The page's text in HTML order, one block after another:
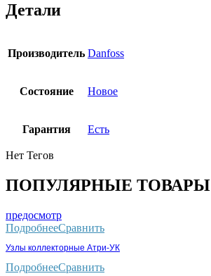
Детали
Производитель Danfoss
Состояние Новое
Гарантия Есть
Нет Тегов
ПОПУЛЯРНЫЕ ТОВАРЫ
предосмотр
ПодробнееСравнить
Узлы коллекторные Атри-УК
ПодробнееСравнить